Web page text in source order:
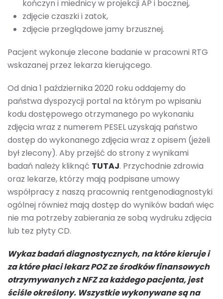
kończyn i miednicy w projekcji AP i bocznej,
zdjęcie czaszki i zatok,
zdjęcie przeglądowe jamy brzusznej.
Pacjent wykonuje zlecone badanie w pracowni RTG
wskazanej przez lekarza kierującego.
Od dnia 1 października 2020 roku oddajemy do
państwa dyspozycji portal na którym po wpisaniu
kodu dostępowego otrzymanego po wykonaniu
zdjęcia wraz z numerem PESEL uzyskają państwo
dostęp do wykonanego zdjęcia wraz z opisem (jeżeli
był zlecony). Aby przejść do strony z wynikami
badań należy kliknąć TUTAJ. Przychodnie zdrowia
oraz lekarze, którzy mają podpisane umowy
współpracy z naszą pracownią rentgenodiagnostyki
ogólnej również mają dostęp do wyników badań więc
nie ma potrzeby zabierania ze sobą wydruku zdjęcia
lub tez płyty CD.
Wykaz badań diagnostycznych, na które kieruje i
za które płaci lekarz POZ ze środków finansowych
otrzymywanych z NFZ za każdego pacjenta, jest
ściśle określony. Wszystkie wykonywane są na